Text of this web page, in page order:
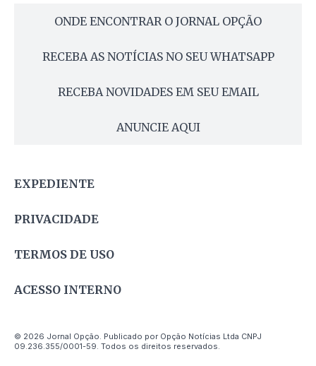
ONDE ENCONTRAR O JORNAL OPÇÃO
RECEBA AS NOTÍCIAS NO SEU WHATSAPP
RECEBA NOVIDADES EM SEU EMAIL
ANUNCIE AQUI
EXPEDIENTE
PRIVACIDADE
TERMOS DE USO
ACESSO INTERNO
© 2026 Jornal Opção. Publicado por Opção Notícias Ltda CNPJ
09.236.355/0001-59. Todos os direitos reservados.